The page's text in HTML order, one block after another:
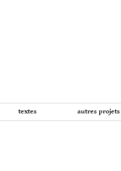
textes autres projets